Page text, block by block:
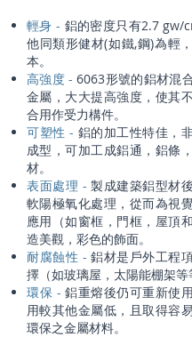
輕身 - 鋁的密度只有2.7 gw/
他同類形健材(如鐵,鋼)為輕
本。
高強度 - 6063形號的鋁材混
金屬，大大提高強度，使其
合用作受力構件。
可塑性 - 鋁的加工性特佳，
成型，可加工成鋁通，鋁條
材。
表面處理 - 製成建築鋁型材
軟陽極氧化處理，從而為視
應用（如窗框，門框，屋頂
造美觀，彩色的飾面。
耐腐蝕性 - 鋁材是戶外工程
擇（如玻璃屋，太陽能棚架等
環保 - 鋁重熔後仍可重新使
用較其他金屬低，且取得容
環保之金屬材料。